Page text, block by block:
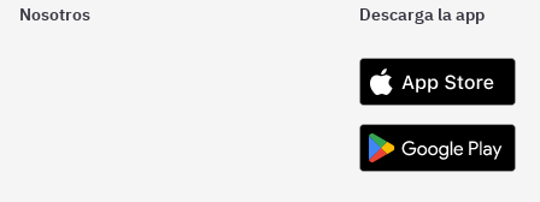
Nosotros Descarga la app